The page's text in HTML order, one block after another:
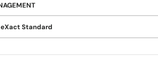
eXact Standard